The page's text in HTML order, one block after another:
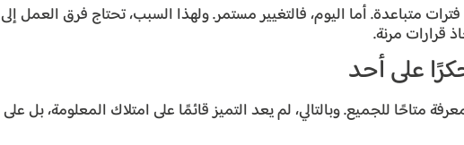
متباعدة. أما اليوم، فالتغيير مستمر. ولهذا السبب، تحتاج فرق العمل إلى
قرارات مرنة.
متاحًا للجميع. وبالتالي، لم يعد التميز قائمًا على امتلاك المعلومة، بل على